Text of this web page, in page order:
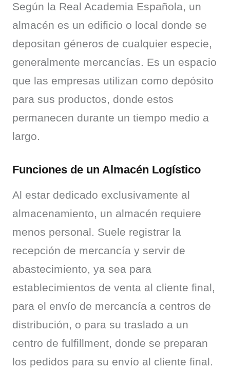
Según la Real Academia Española, un
almacén es un edificio o local donde se
depositan géneros de cualquier especie,
generalmente mercancías. Es un espacio
que las empresas utilizan como depósito
para sus productos, donde estos
permanecen durante un tiempo medio a
largo.
Funciones de un Almacén Logístico
Al estar dedicado exclusivamente al
almacenamiento, un almacén requiere
menos personal. Suele registrar la
recepción de mercancía y servir de
abastecimiento, ya sea para
establecimientos de venta al cliente final,
para el envío de mercancía a centros de
distribución, o para su traslado a un
centro de fulfillment, donde se preparan
los pedidos para su envío al cliente final.